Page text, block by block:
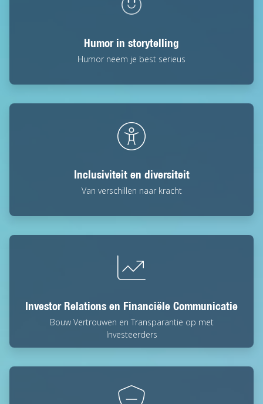
Humor in storytelling
Humor neem je best serieus
Inclusiviteit en diversiteit
Van verschillen naar kracht
Investor Relations en Financiële Communicatie
Bouw Vertrouwen en Transparantie op met
Investeerders